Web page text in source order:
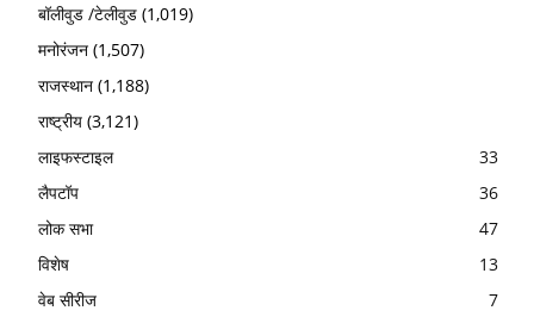
बॉलीवुड /टेलीवुड (1,019)
मनोरंजन (1,507)
राजस्थान (1,188)
राष्ट्रीय (3,121)
लाइफस्टाइल
33
लैपटॉप
36
लोक सभा
47
विशेष
13
वेब सीरीज
7